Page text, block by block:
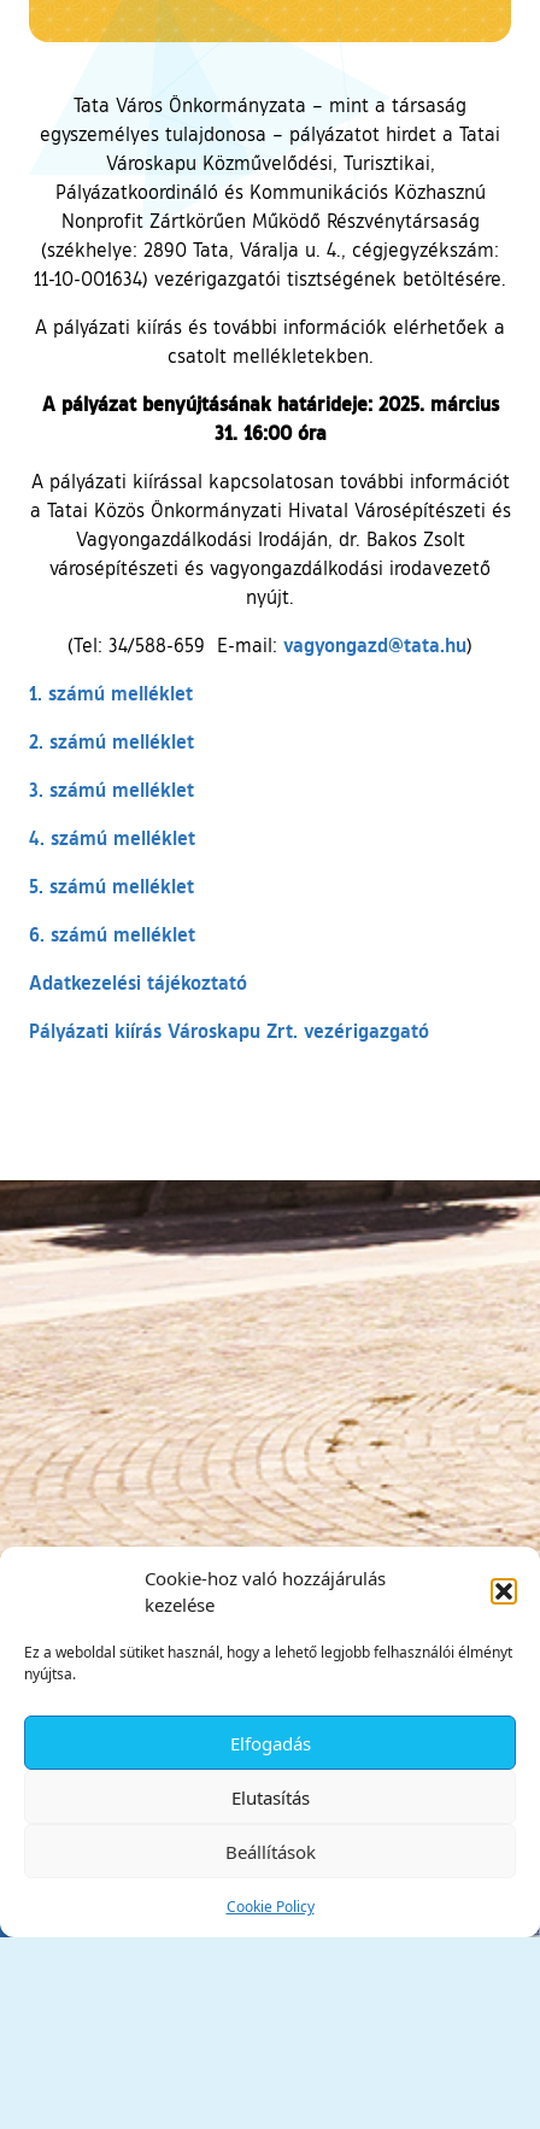
Cookie-hoz való hozzájárulás
kezelése
Ez a weboldal sütiket használ, hogy a lehető legjobb felhasználói élményt
nyújtsa.
Elfogadás
Elutasítás
Beállítások
Cookie Policy
Tata Város Önkormányzata – mint a társaság
egyszemélyes tulajdonosa – pályázatot hirdet a Tatai
Városkapu Közművelődési, Turisztikai,
Pályázatkoordináló és Kommunikációs Közhasznú
Nonprofit Zártkörűen Működő Részvénytársaság
(székhelye: 2890 Tata, Váralja u. 4., cégjegyzékszám:
11-10-001634) vezérigazgatói tisztségének betöltésére.
A pályázati kiírás és további információk elérhetőek a
csatolt mellékletekben.
A pályázat benyújtásának határideje: 2025. március
31. 16:00 óra
A pályázati kiírással kapcsolatosan további információt
a Tatai Közös Önkormányzati Hivatal Városépítészeti és
Vagyongazdálkodási Irodáján, dr. Bakos Zsolt
városépítészeti és vagyongazdálkodási irodavezető
nyújt.
(Tel: 34/588-659 E-mail: vagyongazd@tata.hu)
1. számú melléklet
2. számú melléklet
3. számú melléklet
4. számú melléklet
5. számú melléklet
6. számú melléklet
Adatkezelési tájékoztató
Pályázati kiírás Városkapu Zrt. vezérigazgató
Tata Város Önkormányzata
✕